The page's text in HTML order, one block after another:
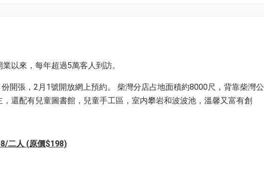
以來，每年超過5萬客人到訪。
開張，2月1號開放網上預約。 柴灣分店占地面積約8000尺，背靠柴灣公
還配有兒童圖書館，兒童手工區，室内攀岩和波波池，溫馨又富有創
二人 (原價$198)